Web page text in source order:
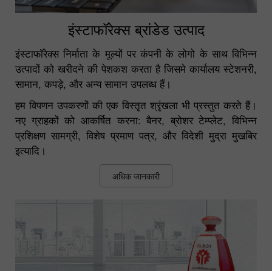
इंस्टाफॉरेक्स ब्रांडेड उत्पाद
इंस्टाफॉरेक्स निर्माता के मूल्यों पर कंपनी के लोगो के साथ विभिन्न
उत्पादों को खरीदने की पेशकश करता है जिसमे कार्यालय स्टेशनरी,
सामान, कपड़े, और अन्य सामान उपलब्ध हैं।
हम विपणन उपकरणों की एक विस्तृत श्रृंखला भी प्रस्तुत करते हैं।
नए ग्राहकों को आकर्षित करना: बैनर, ब्रोशर टेम्प्लेट, विभिन्न
प्रशिक्षण सामग्री, विशेष प्रमाण पत्र, और विदेशी मुद्रा मुखबिर
इत्यादि।
अधिक जानकारी